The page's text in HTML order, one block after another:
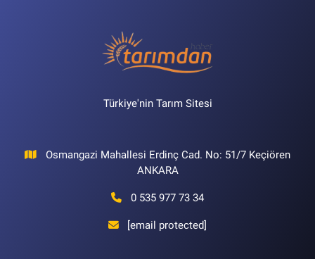
Türkiye'nin Tarım Sitesi
Osmangazi Mahallesi Erdinç Cad. No: 51/7 Keçiören
ANKARA
0 535 977 73 34
[email protected]